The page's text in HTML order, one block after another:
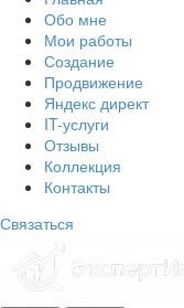
Обо мне
Мои работы
Создание
Продвижение
Яндекс директ
IT-услуги
Отзывы
Коллекция
Контакты
Связаться